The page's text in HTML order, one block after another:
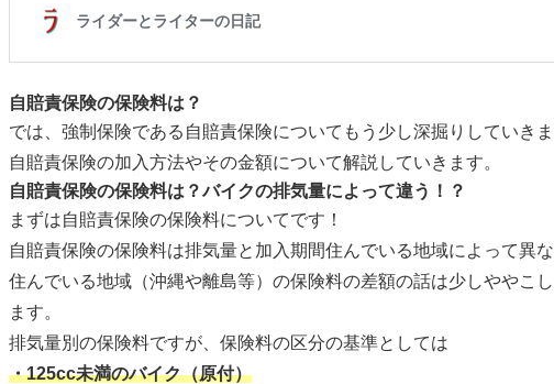
自賠責保険の保険料は？
では、強制保険である自賠責保険についてもう少し深掘りしていきま
自賠責保険の加入方法やその金額について解説していきます。
自賠責保険の保険料は？バイクの排気量によって違う！？
まずは自賠責保険の保険料についてです！
自賠責保険の保険料は排気量と加入期間住んでいる地域によって異な
住んでいる地域（沖縄や離島等）の保険料の差額の話は少しややこ
ます。
排気量別の保険料ですが、保険料の区分の基準としては
・125cc未満のバイク（原付）